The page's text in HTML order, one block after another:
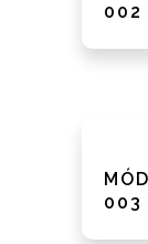
002
003